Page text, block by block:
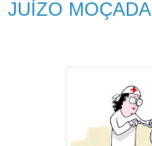
JUÍZO MOÇADA